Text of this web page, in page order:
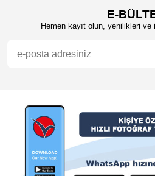
E-
Hemen kayıt olun, yenilikleri ve